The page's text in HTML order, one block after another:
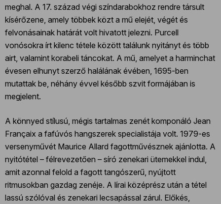
meghal. A 17. század végi színdarabokhoz rendre társult
kísérőzene, amely többek közt a mű elejét, végét és
felvonásainak határát volt hivatott jelezni. Purcell
vonósokra írt kilenc tétele között találunk nyitányt és több
airt, valamint korabeli táncokat. A mű, amelyet a harminchat
évesen elhunyt szerző halálának évében, 1695-ben
mutattak be, néhány évvel később szvit formájában is
megjelent.
A könnyed stílusú, mégis tartalmas zenét komponáló Jean
Françaix a fafúvós hangszerek specialistája volt. 1979-es
versenyművét Maurice Allard fagottművésznek ajánlotta. A
nyitótétel – félrevezetően – síró zenekari ütemekkel indul,
amit azonnal felold a fagott tangószerű, nyújtott
ritmusokban gazdag zenéje. A lírai középrész után a tétel
lassú szólóval és zenekari lecsapással zárul. Előkés,